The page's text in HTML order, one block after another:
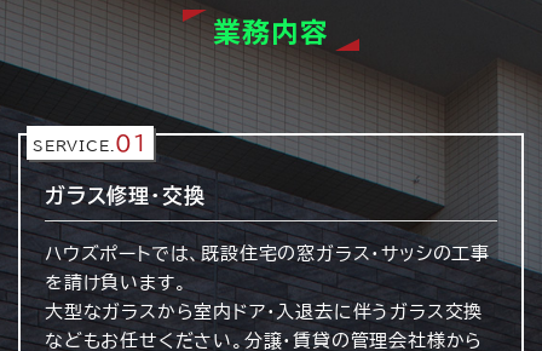
業務内容
SERVICE. 01
ガラス修理・交換
ハウズポートでは、既設住宅の窓ガラス・サッシの工事
を請け負います。
大型なガラスから室内ドア・入退去に伴うガラス交換
などもお任せください。分譲・賃貸の管理会社様から